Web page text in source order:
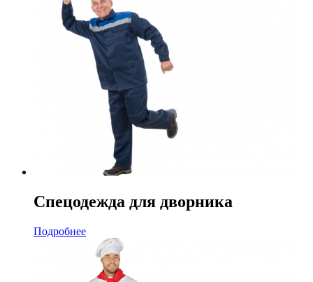
Спецодежда для дворника
Подробнее